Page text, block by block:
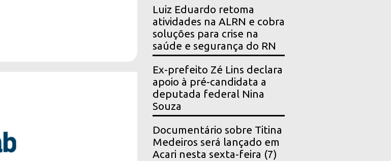
Luiz Eduardo retoma
atividades na ALRN e cobra
soluções para crise na
saúde e segurança do RN
Ex-prefeito Zé Lins declara
apoio à pré-candidata a
deputada federal Nina
Souza
Documentário sobre Titina
Medeiros será lançado em
Acari nesta sexta-feira (7)